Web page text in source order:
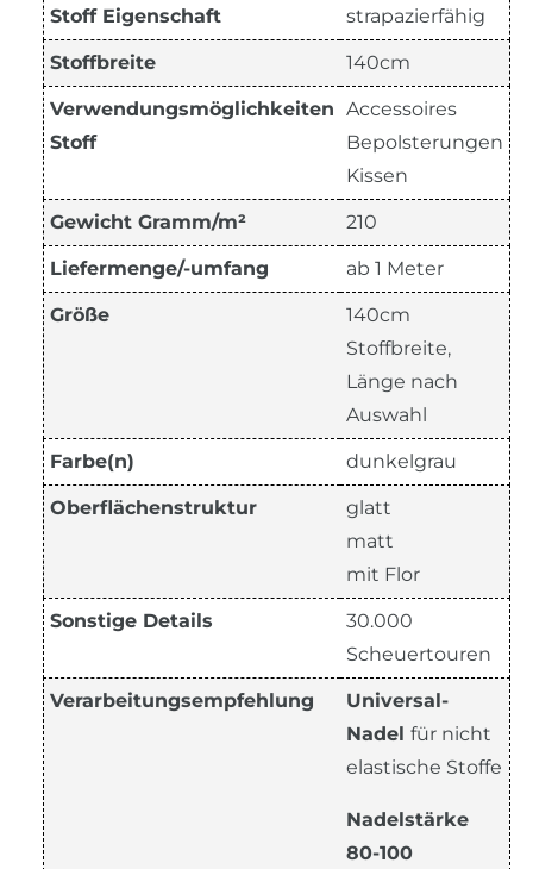
Stoff Eigenschaft strapazierfähig
Stoffbreite 140cm
Verwendungsmöglichkeiten
Stoff
Accessoires
Bepolsterungen
Kissen
Gewicht Gramm/m² 210
Liefermenge/-umfang ab 1 Meter
Größe
140cm
Stoffbreite,
Länge nach
Auswahl
Farbe(n) dunkelgrau
Oberflächenstruktur
glatt
matt
mit Flor
Sonstige Details
30.000
Scheuertouren
Verarbeitungsempfehlung
Universal-
Nadel für nicht
elastische Stoffe
Nadelstärke
80-100